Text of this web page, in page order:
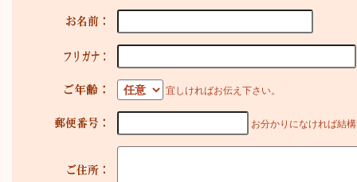
宜しければお伝え下さい。
お分かりになければ結